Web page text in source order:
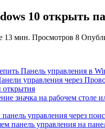
10 открыть
13 мин. Просмотров 8
Панель управления в
управления через
значка на рабочем столе
управления через
панель управления на